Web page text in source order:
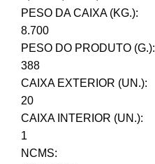
PESO DA CAIXA (KG.):
8.700
PESO DO PRODUTO (G.):
388
CAIXA EXTERIOR (UN.):
20
CAIXA INTERIOR (UN.):
1
NCMS: